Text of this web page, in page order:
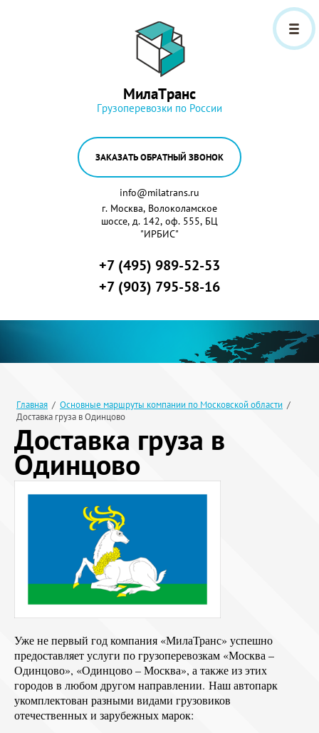
МилаТранс
Грузоперевозки по России
ЗАКАЗАТЬ ОБРАТНЫЙ ЗВОНОК
г. Москва, Волоколамское
шоссе, д. 142, оф. 555, БЦ
"ИРБИС"
info@milatrans.ru
+7 (495) 989-52-53
+7 (903) 795-58-16
Главная / Основные маршруты компании по Московской области /
Доставка груза в Одинцово
Доставка груза в
Одинцово
Уже не первый год компания «МилаТранс» успешно
предоставляет услуги по грузоперевозкам «Москва –
Одинцово», «Одинцово – Москва», а также из этих
городов в любом другом направлении. Наш автопарк
укомплектован разными видами грузовиков
отечественных и зарубежных марок: